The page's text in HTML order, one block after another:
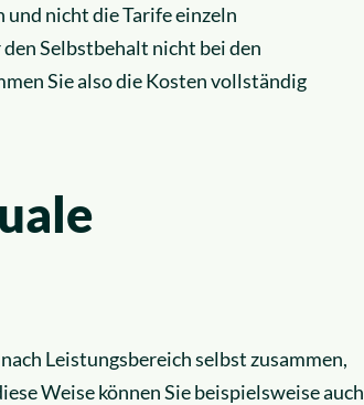
und nicht die Tarife einzeln
Selbstbehalt nicht bei den
Sie also die Kosten vollständig
Leistungsbereich selbst zusammen,
Weise können Sie beispielsweise auch